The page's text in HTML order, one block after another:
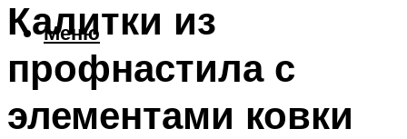
Меню
Калитки из
профнастила с
элементами ковки